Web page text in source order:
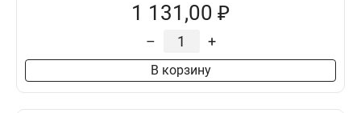
1 131,00 ₽
– +
В корзину